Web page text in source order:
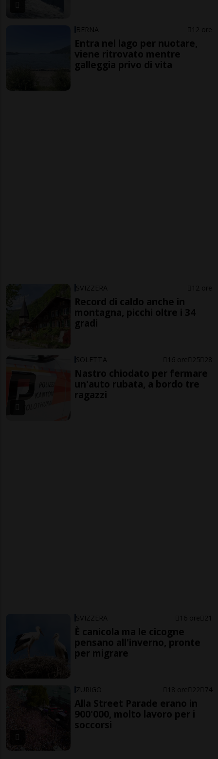
BERNA 12 ore
Entra nel lago per nuotare,
viene ritrovato mentre
galleggia privo di vita
SVIZZERA 12 ore
Record di caldo anche in
montagna, picchi oltre i 34
gradi
SOLETTA 16 ore 25 28
Nastro chiodato per fermare
un'auto rubata, a bordo tre
ragazzi
SVIZZERA 16 ore 21
È canicola ma le cicogne
pensano all'inverno, pronte
per migrare
ZURIGO 18 ore 22 74
Alla Street Parade erano in
900'000, molto lavoro per i
soccorsi